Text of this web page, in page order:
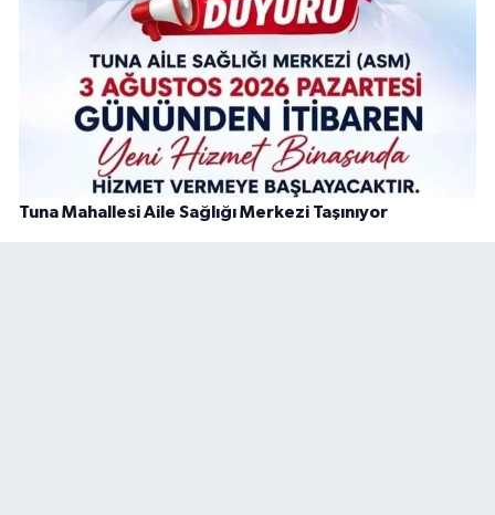
Tuna Mahallesi Aile Sağlığı Merkezi Taşınıyor